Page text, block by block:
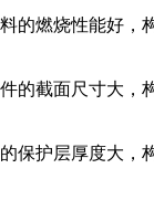
的燃烧性能好，
的截面尺寸大，
保护层厚度大，